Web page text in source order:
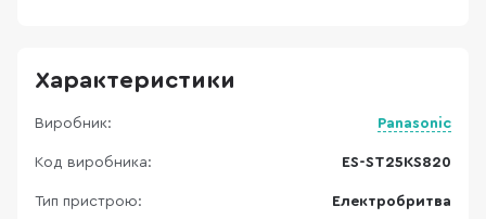
Характеристики
Виробник: Panasonic
Код виробника: ES-ST25KS820
Тип пристрою: Електробритва